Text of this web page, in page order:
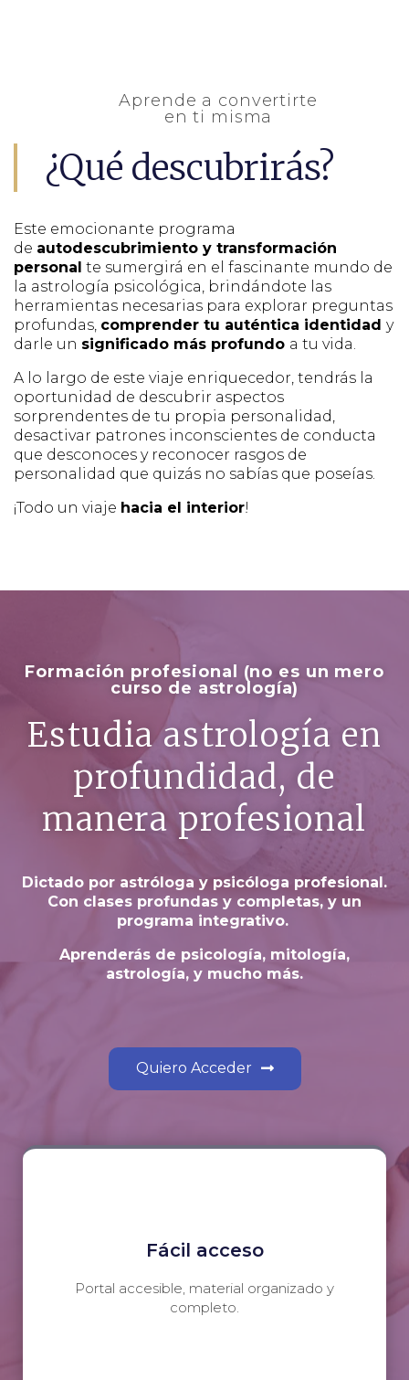
Aprende a convertirte
en ti misma
¿Qué descubrirás?
Este emocionante programa
de autodescubrimiento y transformación
personal te sumergirá en el fascinante mundo de
la astrología psicológica, brindándote las
herramientas necesarias para explorar preguntas
profundas, comprender tu auténtica identidad y
darle un significado más profundo a tu vida.
A lo largo de este viaje enriquecedor, tendrás la
oportunidad de descubrir aspectos
sorprendentes de tu propia personalidad,
desactivar patrones inconscientes de conducta
que desconoces y reconocer rasgos de
personalidad que quizás no sabías que poseías.
¡Todo un viaje hacia el interior!
Formación profesional (no es un mero
curso de astrología)
Estudia astrología en
profundidad, de
manera profesional
Dictado por astróloga y psicóloga profesional.
Con clases profundas y completas, y un
programa integrativo.
Aprenderás de psicología, mitología,
astrología, y mucho más.
Quiero Acceder
Fácil acceso
Portal accesible, material organizado y
completo.